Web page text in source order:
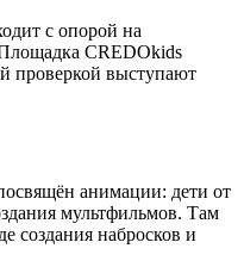
с опорой на
CREDOkids
проверкой выступают
анимации: дети от
мультфильмов. Там
создания набросков и